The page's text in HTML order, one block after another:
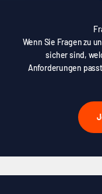
Wenn Sie Fragen zu
sicher sind,
Anforderungen